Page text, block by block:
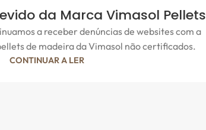
da Marca Vimasol Pellets
a receber denúncias de websites com a
de madeira da Vimasol não certificados.
CONTINUAR A LER